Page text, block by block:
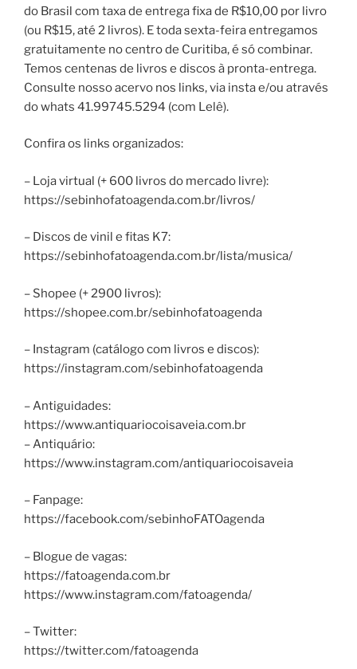
do Brasil com taxa de entrega fixa de R$10,00 por livro
(ou R$15, até 2 livros). E toda sexta-feira entregamos
gratuitamente no centro de Curitiba, é só combinar.
Temos centenas de livros e discos à pronta-entrega.
Consulte nosso acervo nos links, via insta e/ou através
do whats 41.99745.5294 (com Lelê).
Confira os links organizados:
– Loja virtual (+ 600 livros do mercado livre):
https://sebinhofatoagenda.com.br/livros/
– Discos de vinil e fitas K7:
https://sebinhofatoagenda.com.br/lista/musica/
– Shopee (+ 2900 livros):
https://shopee.com.br/sebinhofatoagenda
– Instagram (catálogo com livros e discos):
https://instagram.com/sebinhofatoagenda
– Antiguidades:
https://www.antiquariocoisaveia.com.br
– Antiquário:
https://www.instagram.com/antiquariocoisaveia
– Fanpage:
https://facebook.com/sebinhoFATOagenda
– Blogue de vagas:
https://fatoagenda.com.br
https://www.instagram.com/fatoagenda/
– Twitter:
https://twitter.com/fatoagenda